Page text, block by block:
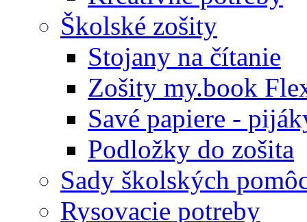
Školské zošity
Stojany na čítanie
Zošity my.book
Savé papiere -
Podložky do zošita
Sady školských
Rysovacie potreby